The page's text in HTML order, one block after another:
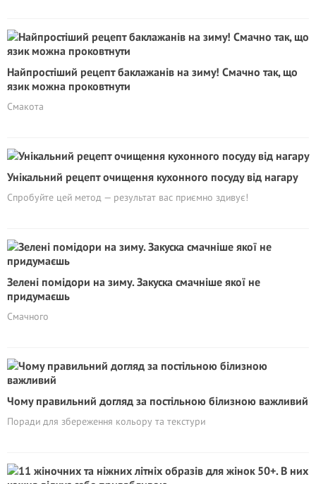
Найпростіший рецепт баклажанів на зиму! Смачно так, що
язик можна проковтнути
Смакота
Унікальний рецепт очищення кухонного посуду від нагару
Спробуйте цей метод — результат вас приємно здивує!
Зелені помідори на зиму. Закуска смачніше якої не
придумаєшь
Смачного
Чому правильний догляд за постільною білизною важливий
Поради для збереження кольору та текстури